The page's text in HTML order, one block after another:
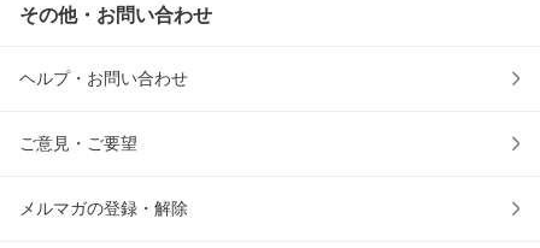
その他・お問い合わせ
ヘルプ・お問い合わせ
ご意見・ご要望
メルマガの登録・解除